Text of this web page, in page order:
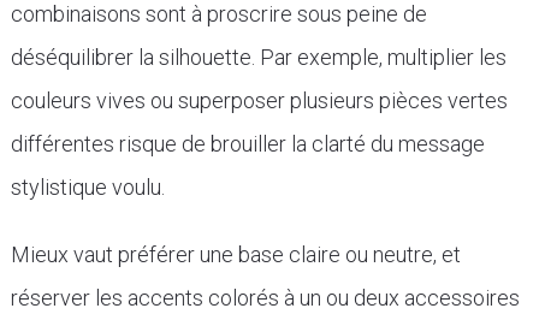
combinaisons sont à proscrire sous peine de
déséquilibrer la silhouette. Par exemple, multiplier les
couleurs vives ou superposer plusieurs pièces vertes
différentes risque de brouiller la clarté du message
stylistique voulu.
Mieux vaut préférer une base claire ou neutre, et
réserver les accents colorés à un ou deux accessoires